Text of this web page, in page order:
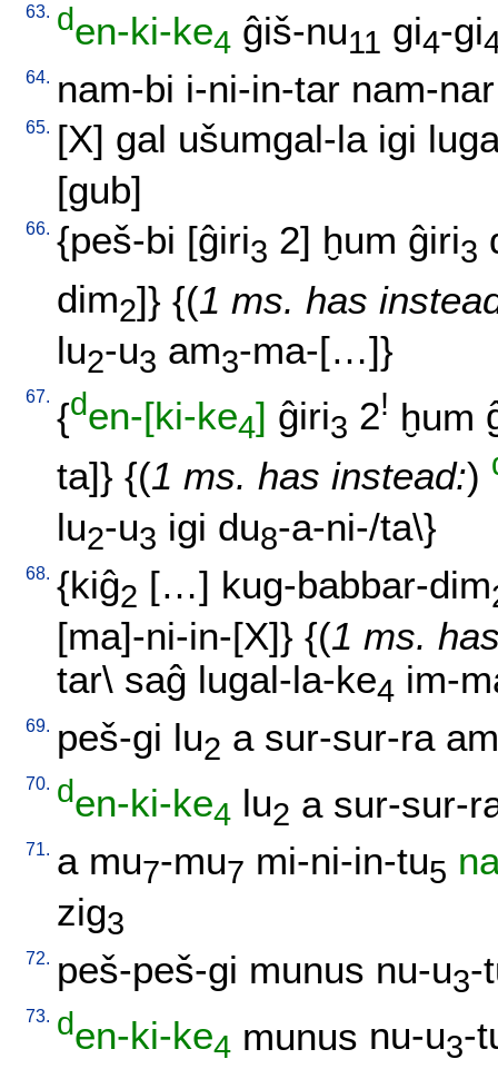
63. den-ki-ke4 ĝiš-nu11 gi4-gi
64. nam-bi i-ni-in-tar nam-nar
65. [X] gal ušumgal-la igi
[gub]
66. {peš-bi [ĝiri3 2] ḫum ĝiri3
dim2]} {(1 ms. has
lu2-u3 am3-ma-[…]}
67. {den-[ki-ke4] ĝiri3 2! ḫum
ta]} {(1 ms. has instead:)
lu2-u3 igi du8-a-ni-/ta\}
68. {kiĝ2 […] kug-babbar-dim
[ma]-ni-in-[X]} {(1 ms.
tar\ saĝ lugal-la-ke4 im-
69. peš-gi lu2 a sur-sur-ra am
70. den-ki-ke4 lu2 a sur-sur-
71. a mu7-mu7 mi-ni-in-tu5
zig3
72. peš-peš-gi munus nu-u3-
73. den-ki-ke4 munus nu-u3-